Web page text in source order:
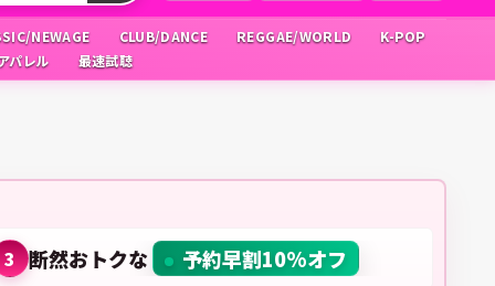
NEWAGE CLUB/DANCE REGGAE/WORLD
K-POP
パレル
最速試聴
3 断然おトクな 予約早割10%オフ